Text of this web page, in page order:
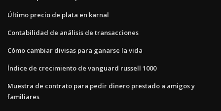
Último precio de plata en karnal
Contabilidad de análisis de transacciones
Cómo cambiar divisas para ganarse la vida
Índice de crecimiento de vanguard russell 1000
Muestra de contrato para pedir dinero prestado a amigos y
familiares